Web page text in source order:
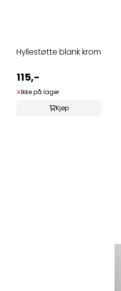
Hyllestøtte blank krom
115,-
Ikke på lager
Kjøp